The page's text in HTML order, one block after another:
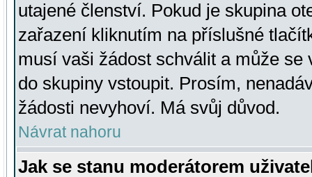
utajené členství. Pokud je skupina
zařazení kliknutím na příslušné
musí vaši žádost schválit a může se
do skupiny vstoupit. Prosím,
žádosti nevyhoví. Má svůj důvod.
Návrat nahoru
Jak se stanu moderátorem